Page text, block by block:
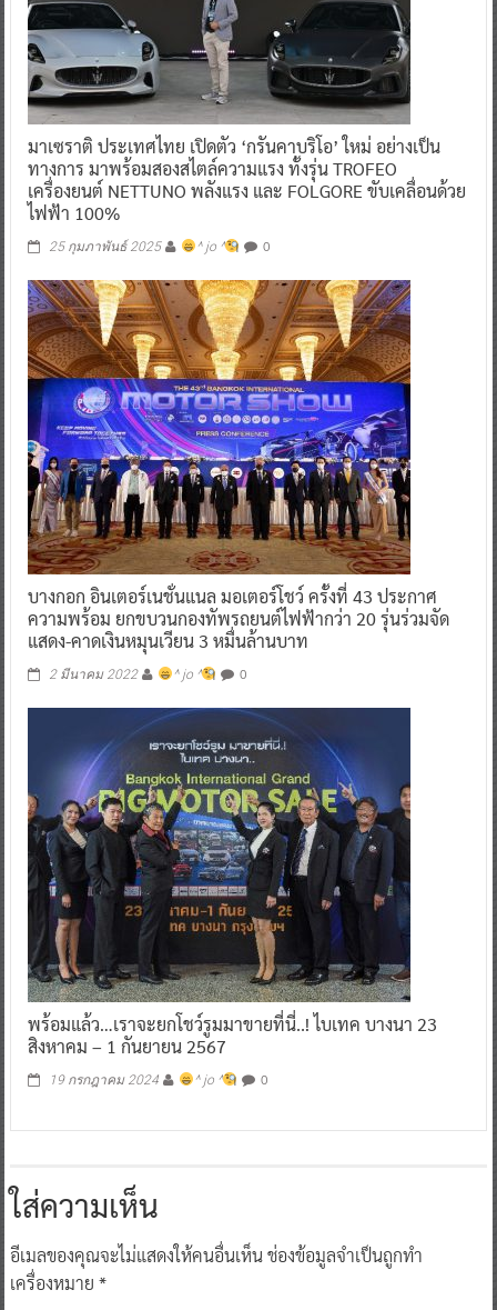
มาเซราติ ประเทศไทย เปิดตัว ‘กรันคาบริโอ’ ใหม่ อย่างเป็น
ทางการ มาพร้อมสองสไตล์ความแรง ทั้งรุ่น TROFEO
เครื่องยนต์ NETTUNO พลังแรง และ FOLGORE ขับเคลื่อนด้วย
ไฟฟ้า 100%
25 กุมภาพันธ์ 2025 ^ jo ^ 0
บางกอก อินเตอร์เนชั่นแนล มอเตอร์โชว์ ครั้งที่ 43 ประกาศ
ความพร้อม ยกขบวนกองทัพรถยนต์ไฟฟ้ากว่า 20 รุ่นร่วมจัด
แสดง-คาดเงินหมุนเวียน 3 หมื่นล้านบาท
2 มีนาคม 2022 ^ jo ^ 0
พร้อมแล้ว…เราจะยกโชว์รูมมาขายที่นี่..! ไบเทค บางนา 23
สิงหาคม – 1 กันยายน 2567
19 กรกฎาคม 2024 ^ jo ^ 0
ใส่ความเห็น
อีเมลของคุณจะไม่แสดงให้คนอื่นเห็นช่องข้อมูลจำเป็นถูกทำ
เครื่องหมาย *